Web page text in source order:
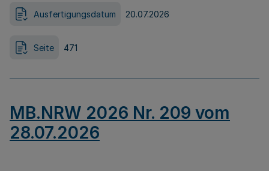
Ausfertigungsdatum 20.07.2026
Seite 471
MB.NRW 2026 Nr. 209 vom
28.07.2026